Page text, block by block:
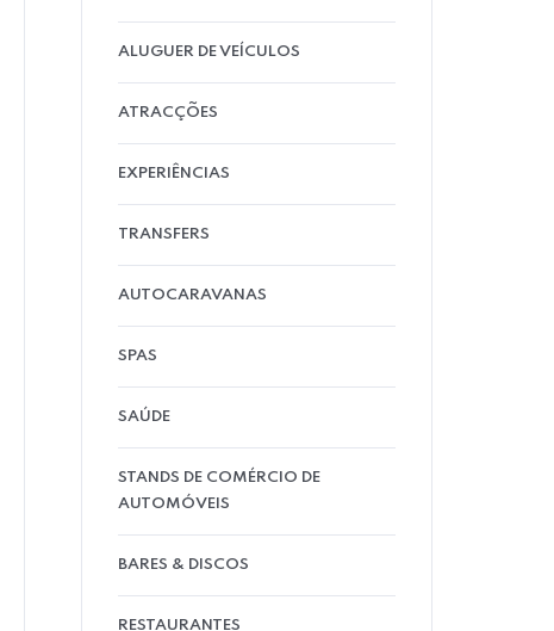
ALUGUER DE VEÍCULOS
ATRACÇÕES
EXPERIÊNCIAS
TRANSFERS
AUTOCARAVANAS
SPAS
SAÚDE
STANDS DE COMÉRCIO DE
AUTOMÓVEIS
BARES & DISCOS
RESTAURANTES